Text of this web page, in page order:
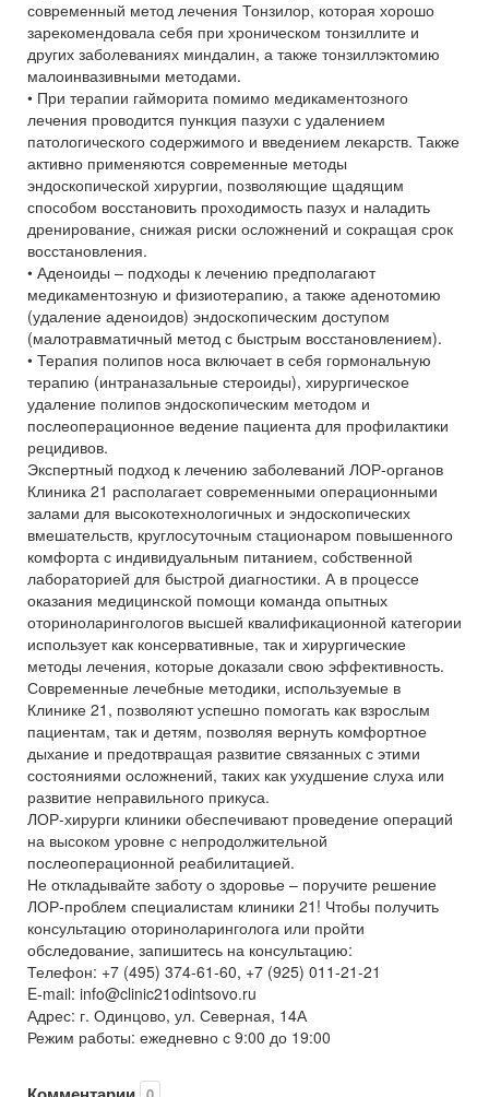
современный метод лечения Тонзилор, которая хорошо
зарекомендовала себя при хроническом тонзиллите и
других заболеваниях миндалин, а также тонзиллэктомию
малоинвазивными методами.
• При терапии гайморита помимо медикаментозного
лечения проводится пункция пазухи с удалением
патологического содержимого и введением лекарств. Также
активно применяются современные методы
эндоскопической хирургии, позволяющие щадящим
способом восстановить проходимость пазух и наладить
дренирование, снижая риски осложнений и сокращая срок
восстановления.
• Аденоиды – подходы к лечению предполагают
медикаментозную и физиотерапию, а также аденотомию
(удаление аденоидов) эндоскопическим доступом
(малотравматичный метод с быстрым восстановлением).
• Терапия полипов носа включает в себя гормональную
терапию (интраназальные стероиды), хирургическое
удаление полипов эндоскопическим методом и
послеоперационное ведение пациента для профилактики
рецидивов.
Экспертный подход к лечению заболеваний ЛОР-органов
Клиника 21 располагает современными операционными
залами для высокотехнологичных и эндоскопических
вмешательств, круглосуточным стационаром повышенного
комфорта с индивидуальным питанием, собственной
лабораторией для быстрой диагностики. А в процессе
оказания медицинской помощи команда опытных
оториноларингологов высшей квалификационной категории
использует как консервативные, так и хирургические
методы лечения, которые доказали свою эффективность.
Современные лечебные методики, используемые в
Клинике 21, позволяют успешно помогать как взрослым
пациентам, так и детям, позволяя вернуть комфортное
дыхание и предотвращая развитие связанных с этими
состояниями осложнений, таких как ухудшение слуха или
развитие неправильного прикуса.
ЛОР-хирурги клиники обеспечивают проведение операций
на высоком уровне с непродолжительной
послеоперационной реабилитацией.
Не откладывайте заботу о здоровье – поручите решение
ЛОР-проблем специалистам клиники 21! Чтобы получить
консультацию оториноларинголога или пройти
обследование, запишитесь на консультацию:
Телефон: +7 (495) 374-61-60, +7 (925) 011-21-21
E-mail: info@clinic21odintsovo.ru
Адрес: г. Одинцово, ул. Северная, 14А
Режим работы: ежедневно с 9:00 до 19:00